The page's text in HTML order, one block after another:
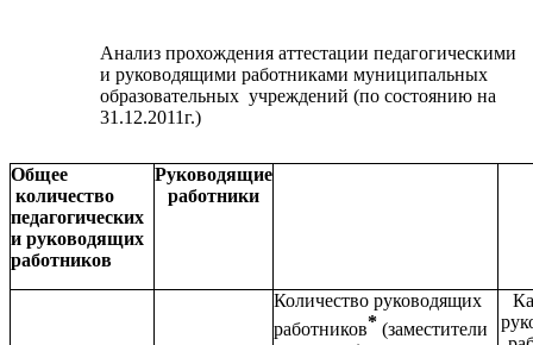
Анализ прохождения аттестации педагогическими
и руководящими работниками муниципальных
образовательных учреждений (по состоянию на
31.12.2011г.)
Общее
количество
педагогических
и руководящих
работников
Руководящие
работники
Количество руководящих
работников* (заместители